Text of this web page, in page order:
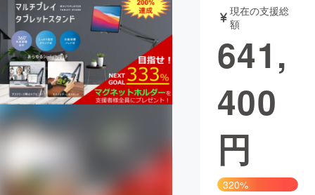
アート・写真 音楽
テクノロジー・ガジェット ゲーム・サ
映像・映画
まちづくり・地域活性化
現在の支援総
額
641,
400
円
320%